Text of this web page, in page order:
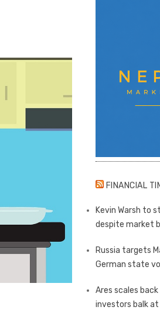
FINANCIAL
Kevin Warsh to
despite market
Russia targets
German state
Ares scales
investors balk